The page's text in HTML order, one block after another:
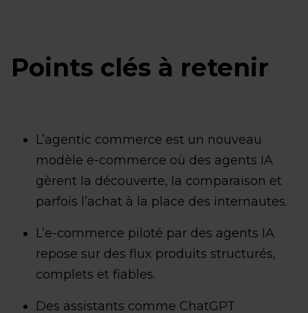
Points clés à retenir
L’agentic commerce est un nouveau
modèle e-commerce où des agents IA
gèrent la découverte, la comparaison et
parfois l’achat à la place des internautes.
L’e-commerce piloté par des agents IA
repose sur des flux produits structurés,
complets et fiables.
Des assistants comme ChatGPT